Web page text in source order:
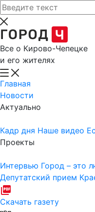
Все о Кирово-Чепецке
и его жителях
Главная
Новости
Актуально
Кадр дня Наше видео
Проекты
Интервью Город – это
Депутатский прием
Скачать газету